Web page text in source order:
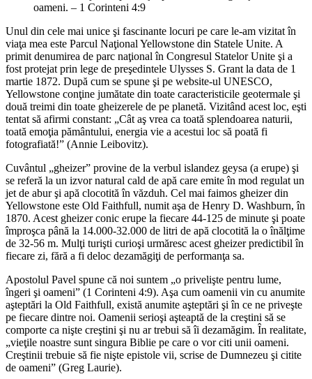
oameni. – 1 Corinteni 4:9
Unul din cele mai unice şi fascinante locuri pe care le-am vizitat în
viaţa mea este Parcul Naţional Yellowstone din Statele Unite. A
primit denumirea de parc naţional în Congresul Statelor Unite şi a
fost protejat prin lege de preşedintele Ulysses S. Grant la data de 1
martie 1872. După cum se spune şi pe website-ul UNESCO,
Yellowstone conţine jumătate din toate caracteristicile geotermale şi
două treimi din toate gheizerele de pe planetă. Vizitând acest loc, eşti
tentat să afirmi constant: „Cât aş vrea ca toată splendoarea naturii,
toată emoţia pământului, energia vie a acestui loc să poată fi
fotografiată!” (Annie Leibovitz).
Cuvântul „gheizer” provine de la verbul islandez geysa (a erupe) şi
se referă la un izvor natural cald de apă care emite în mod regulat un
jet de abur şi apă clocotită în văzduh. Cel mai faimos gheizer din
Yellowstone este Old Faithfull, numit aşa de Henry D. Washburn, în
1870. Acest gheizer conic erupe la fiecare 44-125 de minute şi poate
împroşca până la 14.000-32.000 de litri de apă clocotită la o înălţime
de 32-56 m. Mulţi turişti curioşi urmăresc acest gheizer predictibil în
fiecare zi, fără a fi deloc dezamăgiţi de performanţa sa.
Apostolul Pavel spune că noi suntem „o privelişte pentru lume,
îngeri şi oameni” (1 Corinteni 4:9). Aşa cum oamenii vin cu anumite
aşteptări la Old Faithfull, există anumite aşteptări şi în ce ne priveşte
pe fiecare dintre noi. Oamenii serioşi aşteaptă de la creştini să se
comporte ca nişte creştini şi nu ar trebui să îi dezamăgim. În realitate,
„vieţile noastre sunt singura Biblie pe care o vor citi unii oameni.
Creştinii trebuie să fie nişte epistole vii, scrise de Dumnezeu şi citite
de oameni” (Greg Laurie).